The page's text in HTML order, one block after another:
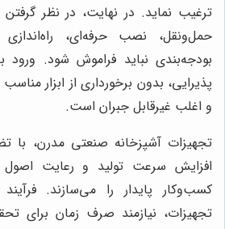
ترغیب نماید. در نهایت، در نظر
حمل‌ونقل، نصب حرفه‌ای،
بودجه‌بندی نباید فراموش شود.
پذیرایی، بدون برخورداری از ابزار
و اغلب غیرقابل جبران است.
تجهیزات آشپزخانه صنعتی مدرن، با
افزایش سرعت تولید و رعایت اصول
کسب‌وکار پایدار را می‌سازند.
تجهیزات، نیازمند صرف زمان برای